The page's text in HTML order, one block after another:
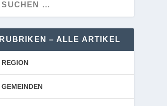
RUBRIKEN – ALLE ARTIKEL
REGION
GEMEINDEN